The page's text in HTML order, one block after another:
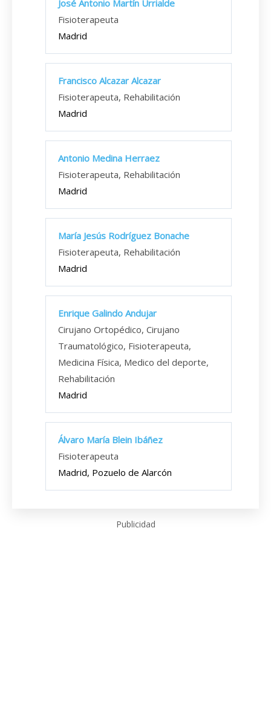
José Antonio Martín Urrialde
Fisioterapeuta
Madrid
Francisco Alcazar Alcazar
Fisioterapeuta, Rehabilitación
Madrid
Antonio Medina Herraez
Fisioterapeuta, Rehabilitación
Madrid
María Jesús Rodríguez Bonache
Fisioterapeuta, Rehabilitación
Madrid
Enrique Galindo Andujar
Cirujano Ortopédico, Cirujano
Traumatológico, Fisioterapeuta,
Medicina Física, Medico del deporte,
Rehabilitación
Madrid
Álvaro María Blein Ibáñez
Fisioterapeuta
Madrid, Pozuelo de Alarcón
Publicidad